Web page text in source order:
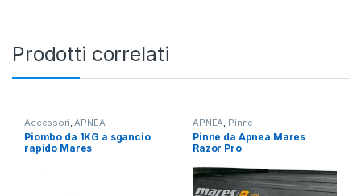
Prodotti correlati
Accessori APNEA
Piombo da 1KG a sgancio
rapido Mares
APNEA Pinne
Pinne da Apnea Mares
Razor Pro